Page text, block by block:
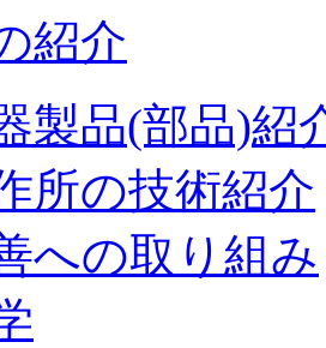
紹介
製品(部品)紹
所の技術紹介
への取り組み